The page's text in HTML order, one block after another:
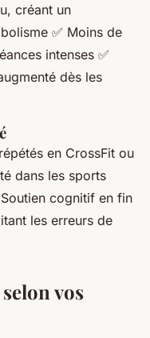
créant un
✅ Moins de
intenses ✅
dès les
en CrossFit ou
dans les sports
cognitif en fin
les erreurs de
vos